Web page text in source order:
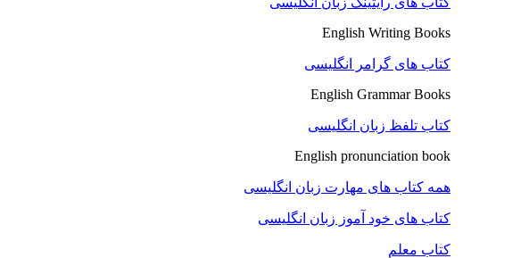
English Writing Books
کتاب های گرامر انگلیسی
English Grammar Books
کتاب تلفظ زبان انگلیسی
English pronunciation book
همه کتاب های مهارت زبان انگلیسی
کتاب های خود آموز زبان انگلیسی
کتاب معلم